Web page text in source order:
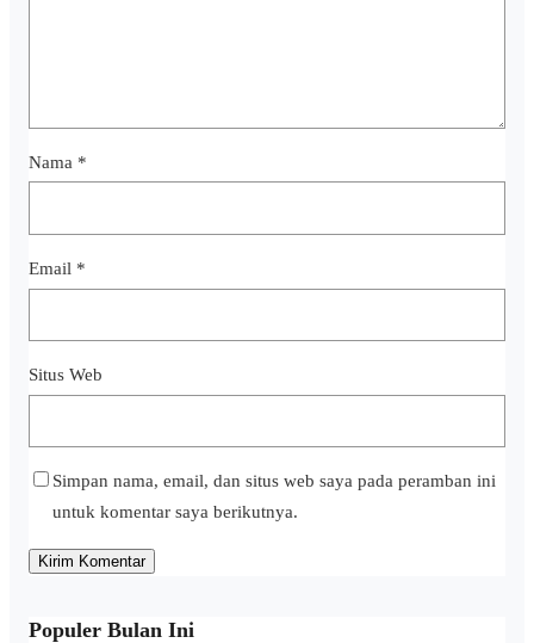
Nama *
Email *
Situs Web
Simpan nama, email, dan situs web saya pada peramban ini
untuk komentar saya berikutnya.
Populer Bulan Ini